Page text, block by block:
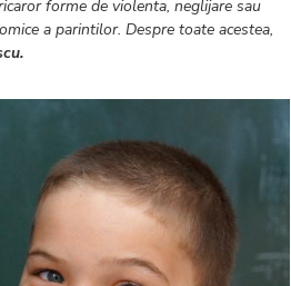
forme de violenta, neglijare sau
a parintilor. Despre toate acestea,